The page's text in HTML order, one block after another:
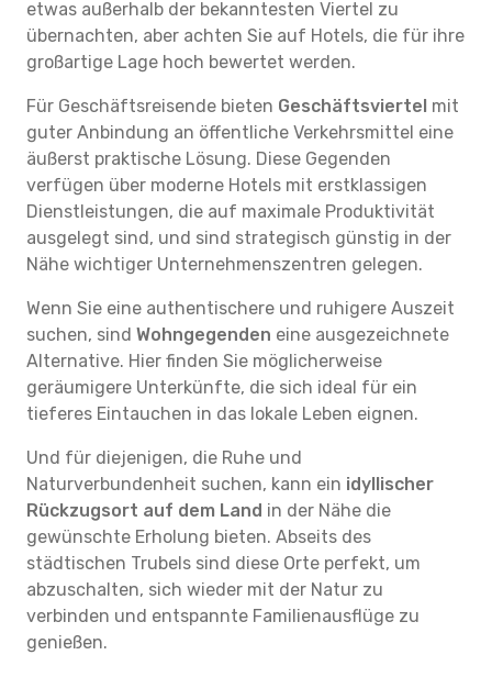
etwas außerhalb der bekanntesten Viertel zu
übernachten, aber achten Sie auf Hotels, die für ihre
großartige Lage hoch bewertet werden.
Für Geschäftsreisende bieten Geschäftsviertel mit
guter Anbindung an öffentliche Verkehrsmittel eine
äußerst praktische Lösung. Diese Gegenden
verfügen über moderne Hotels mit erstklassigen
Dienstleistungen, die auf maximale Produktivität
ausgelegt sind, und sind strategisch günstig in der
Nähe wichtiger Unternehmenszentren gelegen.
Wenn Sie eine authentischere und ruhigere Auszeit
suchen, sind Wohngegenden eine ausgezeichnete
Alternative. Hier finden Sie möglicherweise
geräumigere Unterkünfte, die sich ideal für ein
tieferes Eintauchen in das lokale Leben eignen.
Und für diejenigen, die Ruhe und
Naturverbundenheit suchen, kann ein idyllischer
Rückzugsort auf dem Land in der Nähe die
gewünschte Erholung bieten. Abseits des
städtischen Trubels sind diese Orte perfekt, um
abzuschalten, sich wieder mit der Natur zu
verbinden und entspannte Familienausflüge zu
genießen.